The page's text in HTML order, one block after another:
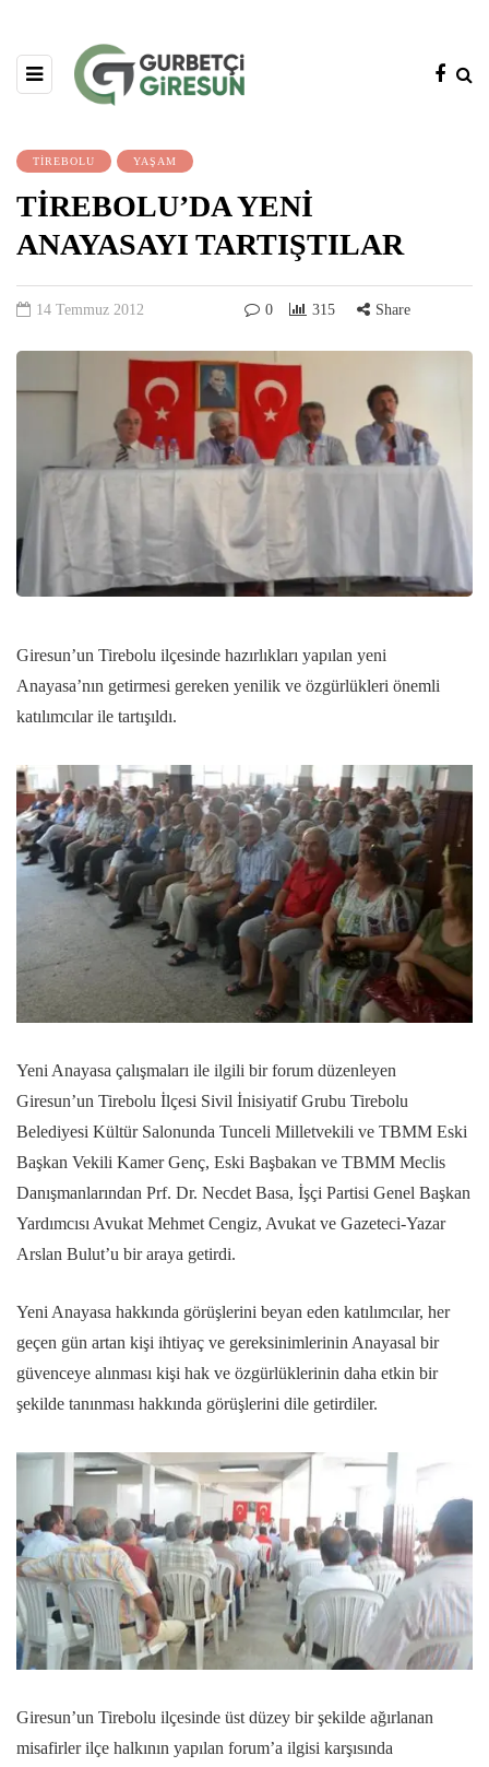
TİREBOLU YAŞAM
TİREBOLU’DA YENİ
ANAYASAYI TARTIŞTILAR
14 Temmuz 2012 0 315 Share
Giresun’un Tirebolu ilçesinde hazırlıkları yapılan yeni
Anayasa’nın getirmesi gereken yenilik ve özgürlükleri önemli
katılımcılar ile tartışıldı.
Yeni Anayasa çalışmaları ile ilgili bir forum düzenleyen
Giresun’un Tirebolu İlçesi Sivil İnisiyatif Grubu Tirebolu
Belediyesi Kültür Salonunda Tunceli Milletvekili ve TBMM Eski
Başkan Vekili Kamer Genç, Eski Başbakan ve TBMM Meclis
Danışmanlarından Prf. Dr. Necdet Basa, İşçi Partisi Genel Başkan
Yardımcısı Avukat Mehmet Cengiz, Avukat ve Gazeteci-Yazar
Arslan Bulut’u bir araya getirdi.
Yeni Anayasa hakkında görüşlerini beyan eden katılımcılar, her
geçen gün artan kişi ihtiyaç ve gereksinimlerinin Anayasal bir
güvenceye alınması kişi hak ve özgürlüklerinin daha etkin bir
şekilde tanınması hakkında görüşlerini dile getirdiler.
Giresun’un Tirebolu ilçesinde üst düzey bir şekilde ağırlanan
misafirler ilçe halkının yapılan forum’a ilgisi karşısında